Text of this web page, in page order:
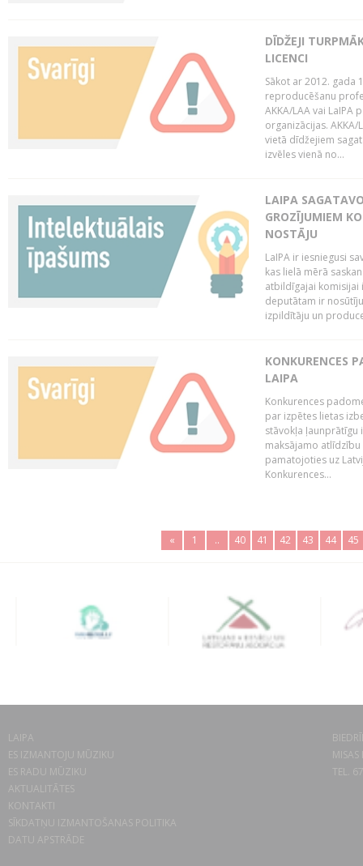
DĪDŽEJI
LICENCI
Sākot ar 2012. gada
reproducēšanu
AKKA/LAA vai LaIPA
organizācijas.
vietā dīdžejiem
izvēles vienā no...
LAIPA
GROZĪJUMIEM
NOSTĀJU
LaIPA ir iesniegusi
kas lielā mērā
atbildīgajai komisijai
deputātam ir
izpildītāju un
KONKURENCES
LAIPA
Konkurences
par izpētes lietas
stāvokļa ļaunprātīgu
maksājamo
pamatojoties uz
Konkurences...
« 1 .. 40 41 42 43 44 45
LAIPA
ES IZMANTOJU MŪZIKU
ES RADU MŪZIKU
AKTUALITĀTES
KONTAKTI
SĪKDATŅU IZMANTOŠANAS POLITIKA
DATU APSTRĀDE
TEL.